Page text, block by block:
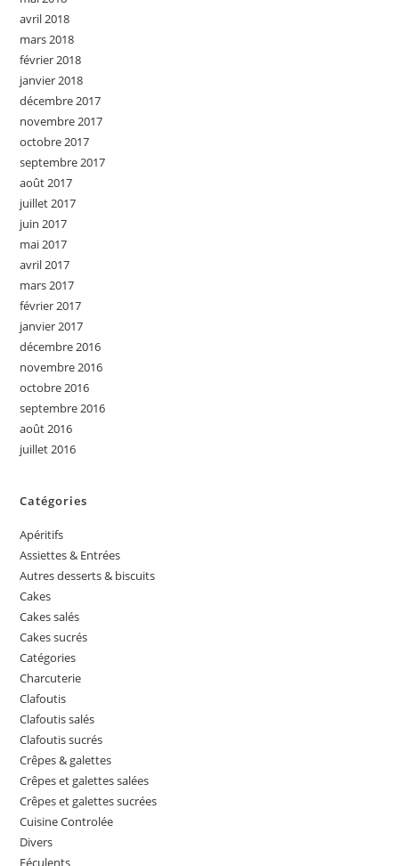
avril 2018
mars 2018
février 2018
janvier 2018
décembre 2017
novembre 2017
octobre 2017
septembre 2017
août 2017
juillet 2017
juin 2017
mai 2017
avril 2017
mars 2017
février 2017
janvier 2017
décembre 2016
novembre 2016
octobre 2016
septembre 2016
août 2016
juillet 2016
Catégories
Apéritifs
Assiettes & Entrées
Autres desserts & biscuits
Cakes
Cakes salés
Cakes sucrés
Catégories
Charcuterie
Clafoutis
Clafoutis salés
Clafoutis sucrés
Crêpes & galettes
Crêpes et galettes salées
Crêpes et galettes sucrées
Cuisine Controlée
Divers
Féculents